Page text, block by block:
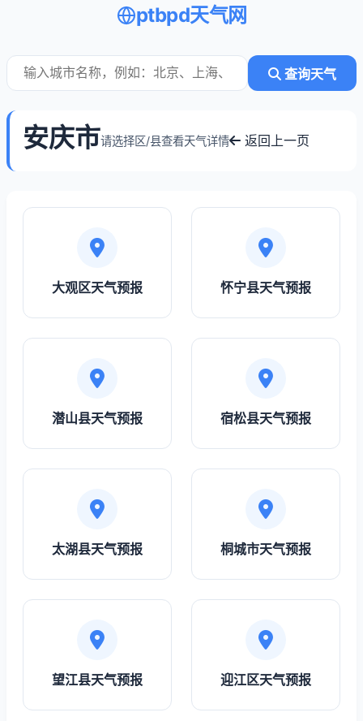
ptbpd天气网
查询天气
安庆市请选择区/县查看天气详情 返回上一页
大观区天气预报 怀宁县天气预报
潜山县天气预报 宿松县天气预报
太湖县天气预报 桐城市天气预报
望江县天气预报 迎江区天气预报